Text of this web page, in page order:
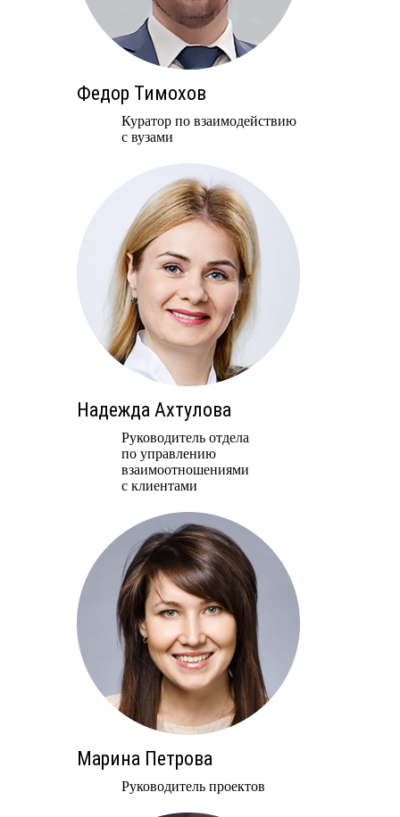
Федор Тимохов
Куратор по взаимодействию
с вузами
Надежда Ахтулова
Руководитель отдела
по управлению
взаимоотношениями
с клиентами
Марина Петрова
Руководитель проектов